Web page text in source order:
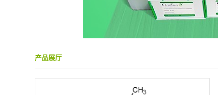
产品展厅